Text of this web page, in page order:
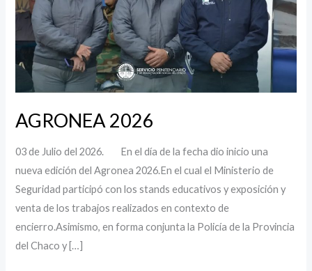
AGRONEA 2026
03 de Julio del 2026. En el día de la fecha dio inicio una
nueva edición del Agronea 2026.En el cual el Ministerio de
Seguridad participó con los stands educativos y exposición y
venta de los trabajos realizados en contexto de
encierro.Asimismo, en forma conjunta la Policía de la Provincia
del Chaco y […]